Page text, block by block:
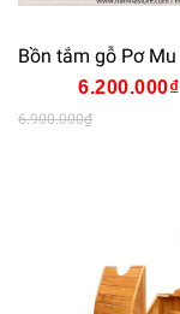
6.200.000₫
6.900.000₫